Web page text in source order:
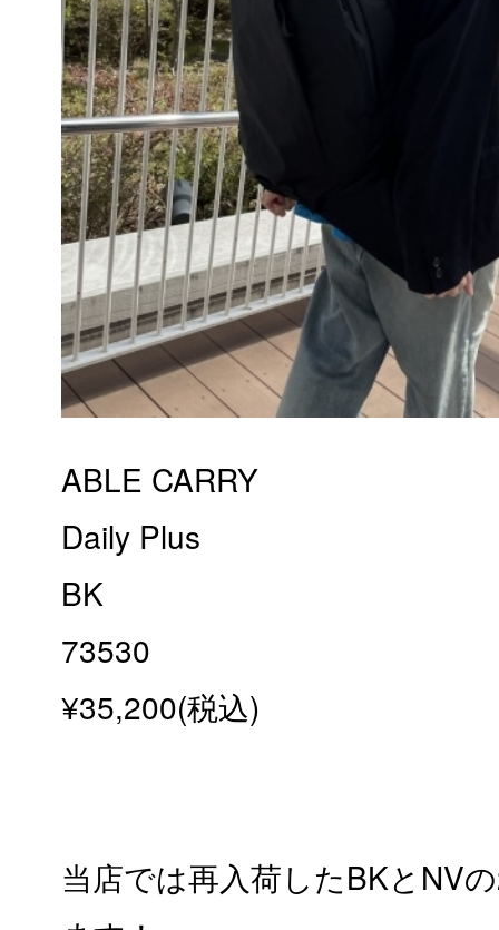
ABLE CARRY
Daily Plus
BK
73530
¥35,200(税込)
当店では再入荷したBKとNV